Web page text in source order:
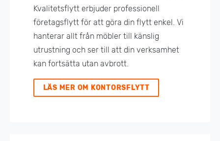
Kvalitetsflytt erbjuder professionell
företagsflytt för att göra din flytt enkel. Vi
hanterar allt från möbler till känslig
utrustning och ser till att din verksamhet
kan fortsätta utan avbrott.
LÄS MER OM KONTORSFLYTT